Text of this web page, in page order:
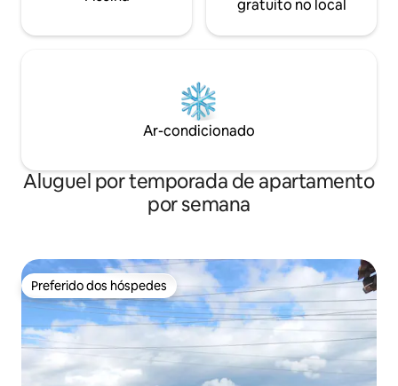
gratuito no local
Ar-condicionado
Aluguel por temporada de apartamento
por semana
Preferido dos hóspedes
Preferido dos hóspedes